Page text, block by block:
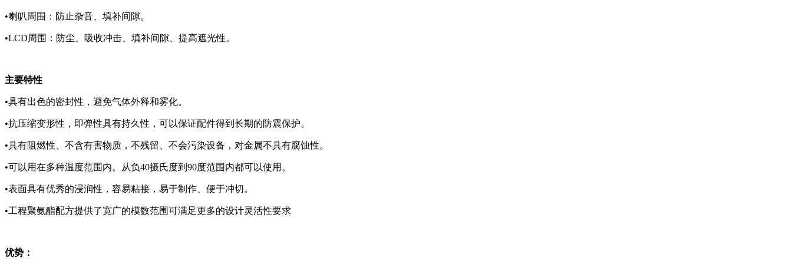
•喇叭周围：防止杂音、填补间隙。
•LCD周围：防尘、吸收冲击、填补间隙、提高遮光性。
主要特性
•具有出色的密封性，避免气体外释和雾化。
•抗压缩变形性，即弹性具有持久性，可以保证配件得到长期的防震保护。
•具有阻燃性、不含有害物质，不残留、不会污染设备，对金属不具有腐蚀性。
•可以用在多种温度范围内。从负40摄氏度到90度范围内都可以使用。
•表面具有优秀的浸润性，容易粘接，易于制作、便于冲切。
•工程聚氨酯配方提供了宽广的模数范围可满足更多的设计灵活性要求
优势：